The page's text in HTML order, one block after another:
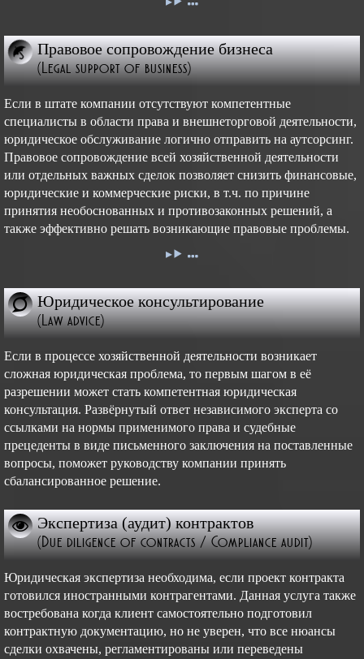
Правовое сопровождение бизнеса
(Legal support of business)
Если в штате компании отсутствуют компетентные
специалисты в области права и внешнеторговой деятельности,
юридическое обслуживание логично отправить на аутсорсинг.
Правовое сопровождение всей хозяйственной деятельности
или отдельных важных сделок позволяет снизить финансовые,
юридические и коммерческие риски, в т.ч. по причине
принятия необоснованных и противозаконных решений, а
также эффективно решать возникающие правовые проблемы.
Юридическое консультирование
(Law advice)
Если в процессе хозяйственной деятельности возникает
сложная юридическая проблема, то первым шагом в её
разрешении может стать компетентная юридическая
консультация. Развёрнутый ответ независимого эксперта со
ссылками на нормы применимого права и судебные
прецеденты в виде письменного заключения на поставленные
вопросы, поможет руководству компании принять
сбалансированное решение.
Экспертиза (аудит) контрактов
(Due diligence of contracts / Compliance audit)
Юридическая экспертиза необходима, если проект контракта
готовился иностранными контрагентами. Данная услуга также
востребована когда клиент самостоятельно подготовил
контрактную документацию, но не уверен, что все нюансы
сделки охвачены, регламентированы или переведены